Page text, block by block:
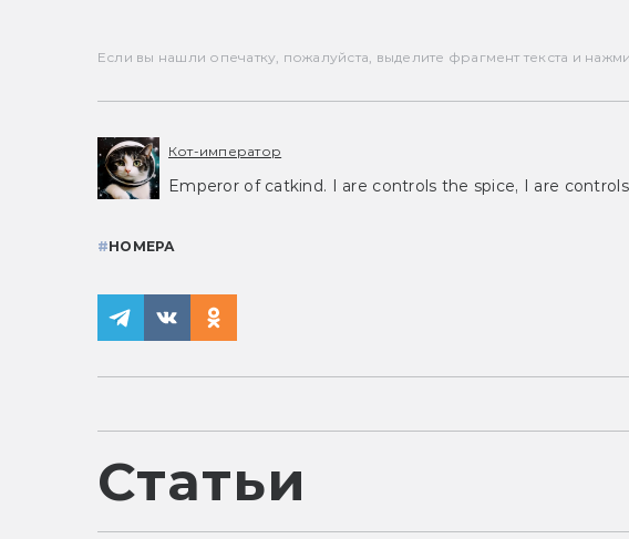
Если вы нашли опечатку, пожалуйста, выделите фрагмент текста и
Кот-император
Emperor of catkind. I are controls the spice, I are
#НОМЕРА
Статьи